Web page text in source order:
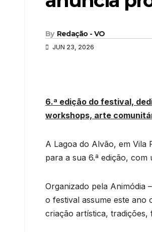
By Redação - VO
JUN 23, 2026
6.ª edição do festival,
workshops, arte
A Lagoa do Alvão, em Vila
para a sua 6.ª edição,
Organizado pela Animódia
o festival assume este ano
criação artística, tradições,